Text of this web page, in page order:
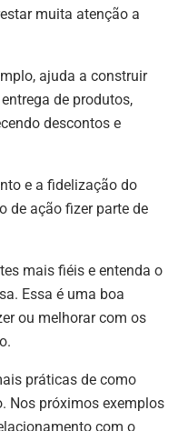
muita atenção a
ajuda a construir
de produtos,
descontos e
e a fidelização do
de ação fizer parte de
mais fiéis e entenda o
Essa é uma boa
ou melhorar com os
práticas de como
Nos próximos exemplos
com o